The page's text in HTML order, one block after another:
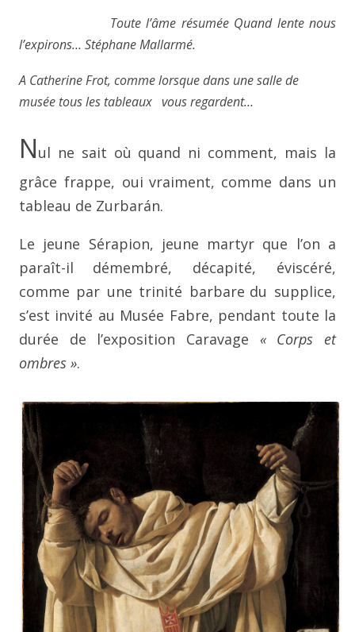
Toute l’âme résumée Quand lente nous
l’expirons… Stéphane Mallarmé.
A Catherine Frot, comme lorsque dans une salle de
musée tous les tableaux vous regardent…
Nul ne sait où quand ni comment, mais la
grâce frappe, oui vraiment, comme dans un
tableau de Zurbarán.
Le jeune Sérapion, jeune martyr que l’on a
paraît-il
démembré, décapité, éviscéré,
comme par une trinité barbare du supplice,
s’est invité au Musée Fabre, pendant toute la
durée de l’exposition Caravage « Corps et
ombres ».